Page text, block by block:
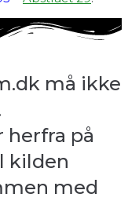
må ikke
herfra på
kilden
med